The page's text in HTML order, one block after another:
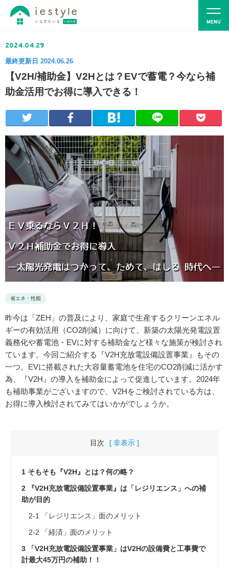
2024.04.29
最終更新日 2024.06.26
【V2H/補助金】V2Hとは？EVで蓄電？今なら補
助金活用でお得に導入できる！
省エネ・性能
昨今は「ZEH」の普及により、家庭で生産するクリーンエネル
ギーの有効活用（CO2削減）に向けて、新築の太陽光発電設置
義務化や蓄電池・EVに対する補助金など様々な施策が検討され
ています。今回ご紹介する『V2H充放電設備設置事業』もその
一つ。EVに搭載された大容量蓄電池を住宅のCO2削減に活かす
為、『V2H』の導入を補助金によって促進しています。2024年
も補助事業がございますので、V2Hをご検討されている方は、
お得に導入検討されてみてはいかがでしょうか。
目次 [ 非表示 ]
1 そもそも『V2H』とは？何の略？
2 『V2H充放電設備設置事業』は「レジリエンス」への補
助が目的
2-1
「レジリエンス」面のメリット
2-2 「経済」面のメリット
3 「V2H充放電設備設置事業」はV2Hの設備費と工事費で
計最大45万円の補助！！